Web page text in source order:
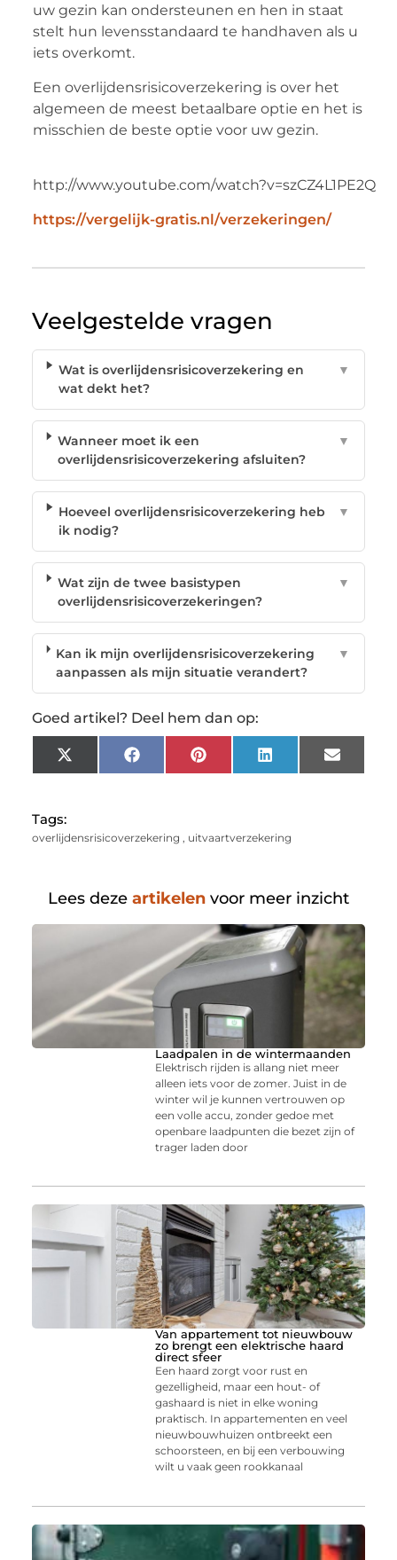
uw gezin kan ondersteunen en hen in staat
stelt hun levensstandaard te handhaven als u
iets overkomt.
Een overlijdensrisicoverzekering is over het
algemeen de meest betaalbare optie en het is
misschien de beste optie voor uw gezin.
http://www.youtube.com/watch?v=szCZ4L1PE2Q
https://vergelijk-gratis.nl/verzekeringen/
Veelgestelde vragen
Wat is overlijdensrisicoverzekering en
wat dekt het?
▼
Wanneer moet ik een
overlijdensrisicoverzekering afsluiten?
▼
Hoeveel overlijdensrisicoverzekering heb
ik nodig?
▼
Wat zijn de twee basistypen
overlijdensrisicoverzekeringen?
▼
Kan ik mijn overlijdensrisicoverzekering
aanpassen als mijn situatie verandert?
▼
Goed artikel? Deel hem dan op:
X
(Twitter)
FacebookPinterest LinkedIn Email
Tags:
overlijdensrisicoverzekering , uitvaartverzekering
Lees deze artikelen voor meer inzicht
Laadpalen in de wintermaanden
Elektrisch rijden is allang niet meer
alleen iets voor de zomer. Juist in de
winter wil je kunnen vertrouwen op
een volle accu, zonder gedoe met
openbare laadpunten die bezet zijn of
trager laden door
Van appartement tot nieuwbouw
zo brengt een elektrische haard
direct sfeer
Een haard zorgt voor rust en
gezelligheid, maar een hout- of
gashaard is niet in elke woning
praktisch. In appartementen en veel
nieuwbouwhuizen ontbreekt een
schoorsteen, en bij een verbouwing
wilt u vaak geen rookkanaal